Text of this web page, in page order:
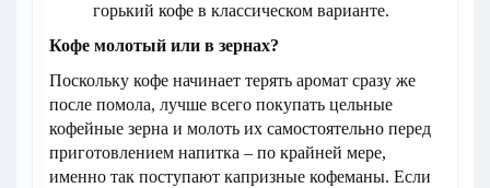
горький кофе в классическом варианте.
Кофе молотый или в зернах?
Поскольку кофе начинает терять аромат сразу же
после помола, лучше всего покупать цельные
кофейные зерна и молоть их самостоятельно перед
приготовлением напитка – по крайней мере,
именно так поступают капризные кофеманы. Если